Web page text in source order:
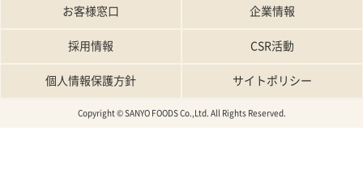
お客様窓口 企業情報
採用情報 CSR活動
個人情報保護方針 サイトポリシー
Copyright © SANYO FOODS Co.,Ltd. All Rights Reserved.